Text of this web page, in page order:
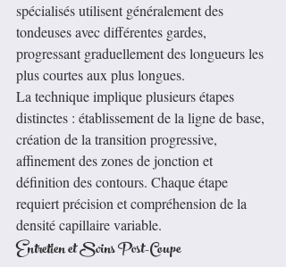
spécialisés utilisent généralement des
tondeuses avec différentes gardes,
progressant graduellement des longueurs les
plus courtes aux plus longues.
La technique implique plusieurs étapes
distinctes : établissement de la ligne de base,
création de la transition progressive,
affinement des zones de jonction et
définition des contours. Chaque étape
requiert précision et compréhension de la
densité capillaire variable.
Entretien et Soins Post-Coupe